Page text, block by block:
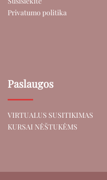
Privatumo politika
Paslaugos
VIRTUALUS SUSITIKIMAS
KURSAI NĖŠTUKĖMS